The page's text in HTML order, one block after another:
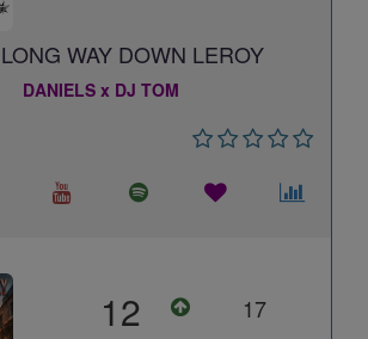
LONG WAY DOWN LEROY
DANIELS x DJ TOM
12 17